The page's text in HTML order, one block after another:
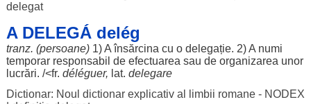
delegat
A DELEGÁ delég
tranz. (persoane)1) Aînsărcina cu o delegație. 2) A numi
temporar responsabil de efectuarea sau de organizarea unor
lucrări. /<fr. déléguer, lat. delegare
Dictionar: Noul dictionar explicativ al limbii romane - NODEX